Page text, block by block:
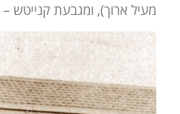
מעיל ארוך), ומגבעת קנייטש